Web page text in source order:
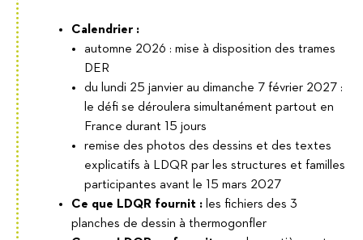
Calendrier :
automne 2026 : mise à disposition des trames
DER
du lundi 25 janvier au dimanche 7 février 2027 :
le défi se déroulera simultanément partout en
France durant 15 jours
remise des photos des dessins et des textes
explicatifs à LDQR par les structures et familles
participantes avant le 15 mars 2027
Ce que LDQR fournit : les fichiers des 3
planches de dessin à thermogonfler